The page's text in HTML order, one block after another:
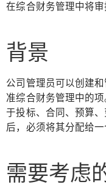
在综合财务管理中将审
背景
公司管理员可以创建
准综合财务管理中的
于投标、合同、预算
后，必须将其分配给
需要考虑